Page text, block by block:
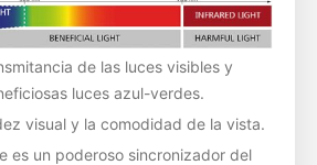
de las luces visibles y
luces azul-verdes.
visual y la comodidad de la vista.
es un poderoso sincronizador del